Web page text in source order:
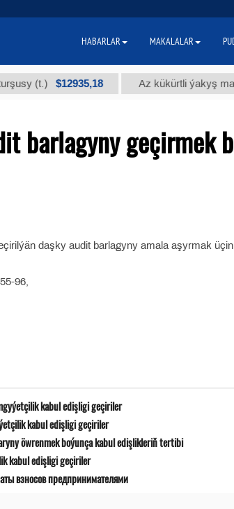
(t.) $12935,18 Az kükürtli ýakyş
barlagyny geçirmek
daşky audit barlagyny amala aşyrmak
96,
kabul edişligi geçiriler
kabul edişligi geçiriler
öwrenmek boýunça kabul edişlikleriň tertibi
kabul edişligi geçiriler
взносов предпринимателями
HABARLAR MAKALALAR